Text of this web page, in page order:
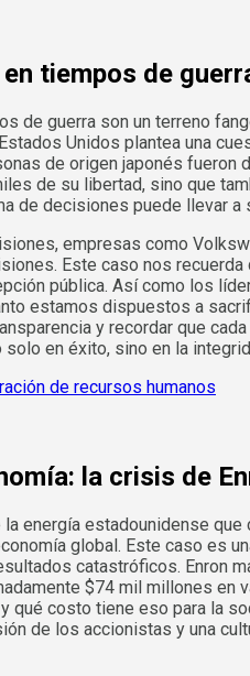
tiempos de
de guerra son un terreno
Unidos plantea una
de origen japonés
de su libertad, sino que
de decisiones puede llevar
empresas como
Este caso nos
pública. Así como los
estamos dispuestos a
y recordar que
en éxito, sino en la
la crisis de
energía estadounidense
global. Este caso es
catastróficos. Enron
$74 mil millones en
qué costo tiene eso para la
de los accionistas y una